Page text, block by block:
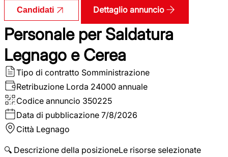
Candidati Dettaglio annuncio
Personale per Saldatura
Legnago e Cerea
Tipo di contratto Somministrazione
Retribuzione Lorda 24000 annuale
Codice annuncio 350225
Data di pubblicazione 7/8/2026
Città Legnago
🔍 Descrizione della posizioneLe risorse selezionate